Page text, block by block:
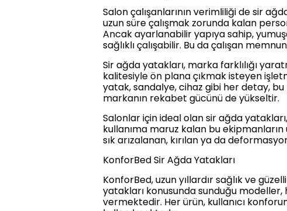
Salon çalışanlarının verimliliği de sir
uzun süre çalışmak zorunda kalan
Ancak ayarlanabilir yapıya sahip,
sağlıklı çalışabilir. Bu da çalışan
Sir ağda yatakları, marka farklılığı
kalitesiyle ön plana çıkmak isteyen
yatak, sandalye, cihaz gibi her detay, bu
markanın rekabet gücünü de yükseltir.
Salonlar için ideal olan sir ağda
kullanıma maruz kalan bu
sık arızalanan, kırılan ya da
KonforBed Sir Ağda Yatakları
KonforBed, uzun yıllardır sağlık ve
yatakları konusunda sunduğu
vermektedir. Her ürün, kullanıcı